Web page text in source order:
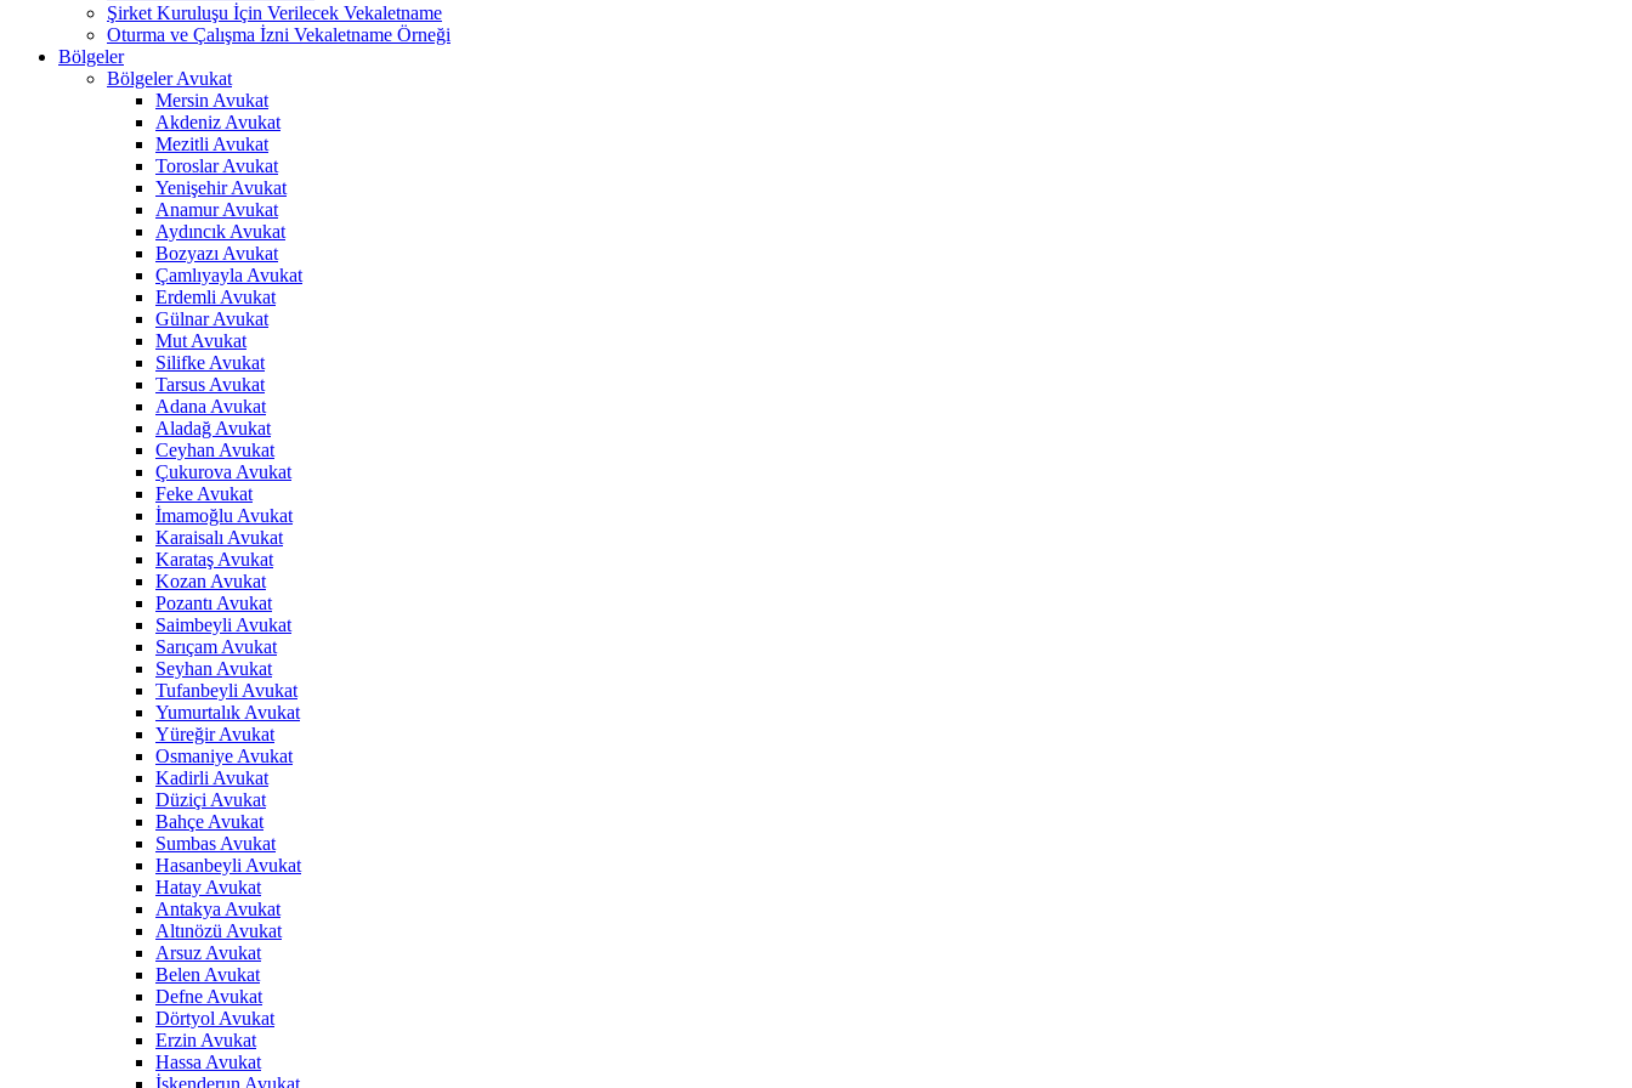
Şirket Kuruluşu İçin Verilecek Vekaletname
Oturma ve Çalışma İzni Vekaletname Örneği
Bölgeler
Bölgeler Avukat
Mersin Avukat
Akdeniz Avukat
Mezitli Avukat
Toroslar Avukat
Yenişehir Avukat
Anamur Avukat
Aydıncık Avukat
Bozyazı Avukat
Çamlıyayla Avukat
Erdemli Avukat
Gülnar Avukat
Mut Avukat
Silifke Avukat
Tarsus Avukat
Adana Avukat
Aladağ Avukat
Ceyhan Avukat
Çukurova Avukat
Feke Avukat
İmamoğlu Avukat
Karaisalı Avukat
Karataş Avukat
Kozan Avukat
Pozantı Avukat
Saimbeyli Avukat
Sarıçam Avukat
Seyhan Avukat
Tufanbeyli Avukat
Yumurtalık Avukat
Yüreğir Avukat
Osmaniye Avukat
Kadirli Avukat
Düziçi Avukat
Bahçe Avukat
Sumbas Avukat
Hasanbeyli Avukat
Hatay Avukat
Antakya Avukat
Altınözü Avukat
Arsuz Avukat
Belen Avukat
Defne Avukat
Dörtyol Avukat
Erzin Avukat
Hassa Avukat
İskenderun Avukat